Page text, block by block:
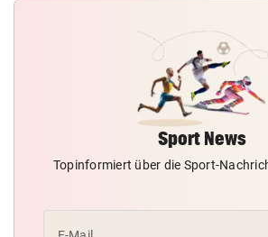
Sport News
Topinformiert über die Sport-